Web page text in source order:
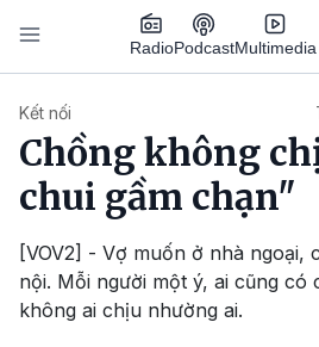
Nhảy đến nội dung
RadioPodcastMultimedia
Kết nối
Chồng không
chui gầm chạn"
[VOV2] - Vợ muốn ở nhà ngoại,
nội. Mỗi người một ý, ai cũng có
không ai chịu nhường ai.